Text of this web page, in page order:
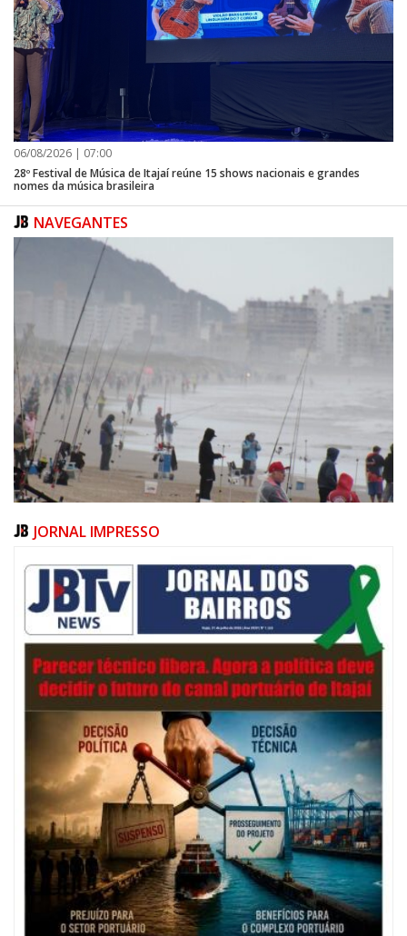
06/08/2026 | 07:00
28º Festival de Música de Itajaí reúne 15 shows nacionais e grandes
nomes da música brasileira
NAVEGANTES
06/08/2026 | 07:00
Festival de Pesca de Praia vai celebrar o aniversário de Navegantes
ITAJAÍ
JORNAL IMPRESSO